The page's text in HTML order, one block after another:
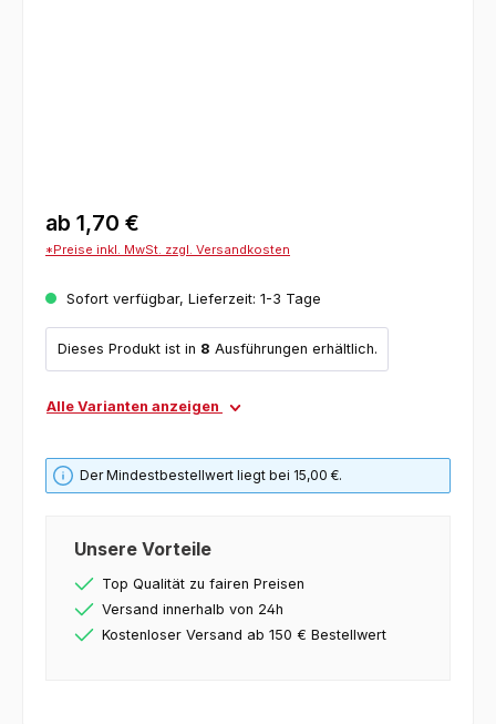
ab 1,70 €
*Preise inkl. MwSt. zzgl. Versandkosten
Sofort verfügbar, Lieferzeit: 1-3 Tage
Dieses Produkt ist in 8 Ausführungen erhältlich.
Alle Varianten anzeigen
Der Mindestbestellwert liegt bei 15,00 €.
Unsere Vorteile
Top Qualität zu fairen Preisen
Versand innerhalb von 24h
Kostenloser Versand ab 150 € Bestellwert